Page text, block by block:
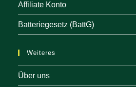
Affiliate Konto
Batteriegesetz (BattG)
Weiteres
Über uns